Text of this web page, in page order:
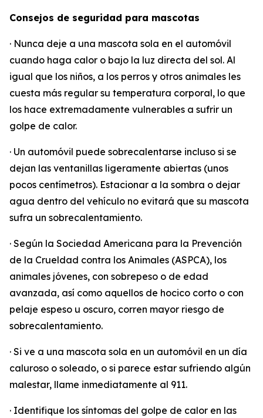
Consejos de seguridad para mascotas
· Nunca deje a una mascota sola en el automóvil
cuando haga calor o bajo la luz directa del sol. Al
igual que los niños, a los perros y otros animales les
cuesta más regular su temperatura corporal, lo que
los hace extremadamente vulnerables a sufrir un
golpe de calor.
· Un automóvil puede sobrecalentarse incluso si se
dejan las ventanillas ligeramente abiertas (unos
pocos centímetros). Estacionar a la sombra o dejar
agua dentro del vehículo no evitará que su mascota
sufra un sobrecalentamiento.
· Según la Sociedad Americana para la Prevención
de la Crueldad contra los Animales (ASPCA), los
animales jóvenes, con sobrepeso o de edad
avanzada, así como aquellos de hocico corto o con
pelaje espeso u oscuro, corren mayor riesgo de
sobrecalentamiento.
· Si ve a una mascota sola en un automóvil en un día
caluroso o soleado, o si parece estar sufriendo algún
malestar, llame inmediatamente al 911.
· Identifique los síntomas del golpe de calor en las